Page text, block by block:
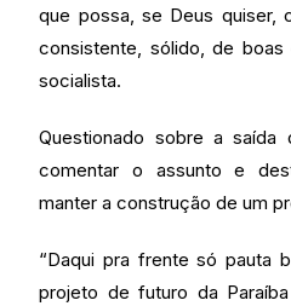
que possa, se Deus quiser,
consistente, sólido, de
socialista.
Questionado sobre a saída
comentar o assunto e
manter a construção de um
“Daqui pra frente só pauta
projeto de futuro da